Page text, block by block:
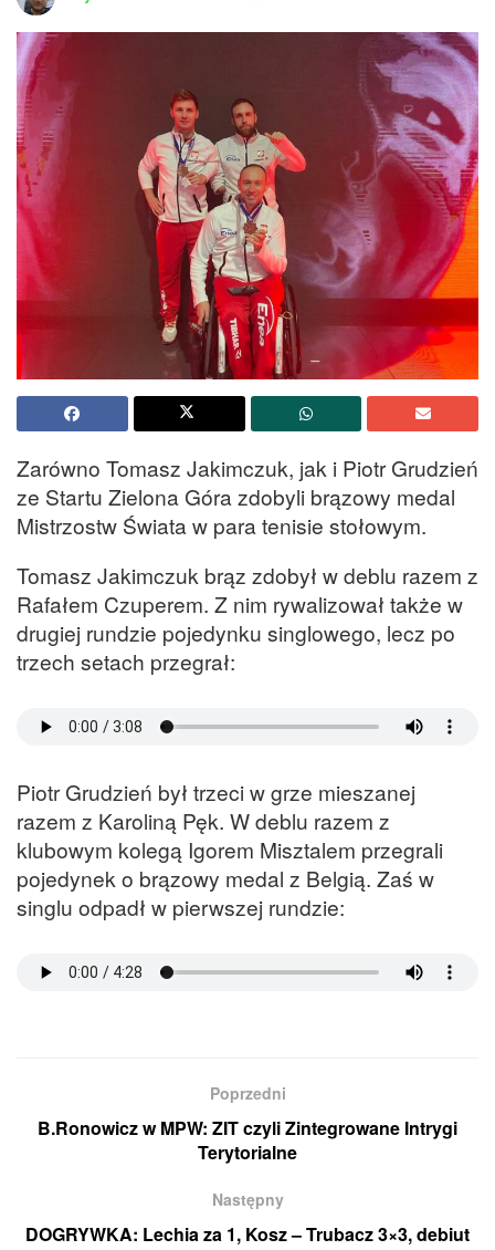
Zarówno Tomasz Jakimczuk, jak i Piotr Grudzień
ze Startu Zielona Góra zdobyli brązowy medal
Mistrzostw Świata w para tenisie stołowym.
Tomasz Jakimczuk brąz zdobył w deblu razem z
Rafałem Czuperem. Z nim rywalizował także w
drugiej rundzie pojedynku singlowego, lecz po
trzech setach przegrał:
Piotr Grudzień był trzeci w grze mieszanej
razem z Karoliną Pęk. W deblu razem z
klubowym kolegą Igorem Misztalem przegrali
pojedynek o brązowy medal z Belgią. Zaś w
singlu odpadł w pierwszej rundzie:
Poprzedni
B.Ronowicz w MPW: ZIT czyli Zintegrowane Intrygi
Terytorialne
Następny
DOGRYWKA: Lechia za 1, Kosz – Trubacz 3×3, debiut